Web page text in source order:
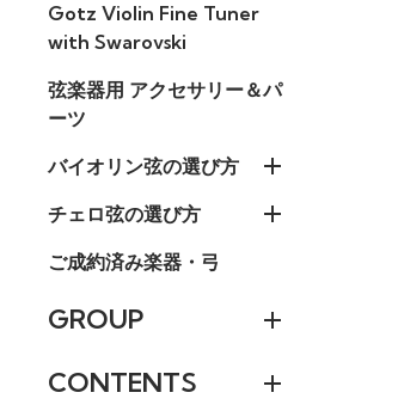
Gotz Violin Fine Tuner
with Swarovski
弦楽器用 アクセサリー＆パ
ーツ
バイオリン弦の選び方
チェロ弦の選び方
ご成約済み楽器・弓
GROUP
CONTENTS